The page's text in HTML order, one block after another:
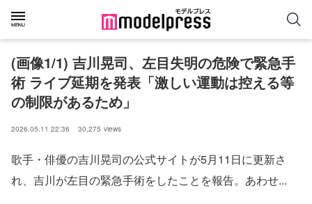
(画像1/1) 吉川晃司、左目失明の危険で緊急手
術 ライブ延期を発表「激しい運動は控える等
の制限があるため」
2026.05.11 22:36 30,275 views
歌手・俳優の吉川晃司の公式サイトが5月11日に更新さ
れ、吉川が左目の緊急手術をしたことを報告。あわせ...